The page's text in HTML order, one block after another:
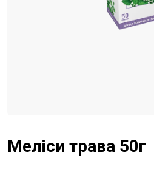
Меліси трава 50г